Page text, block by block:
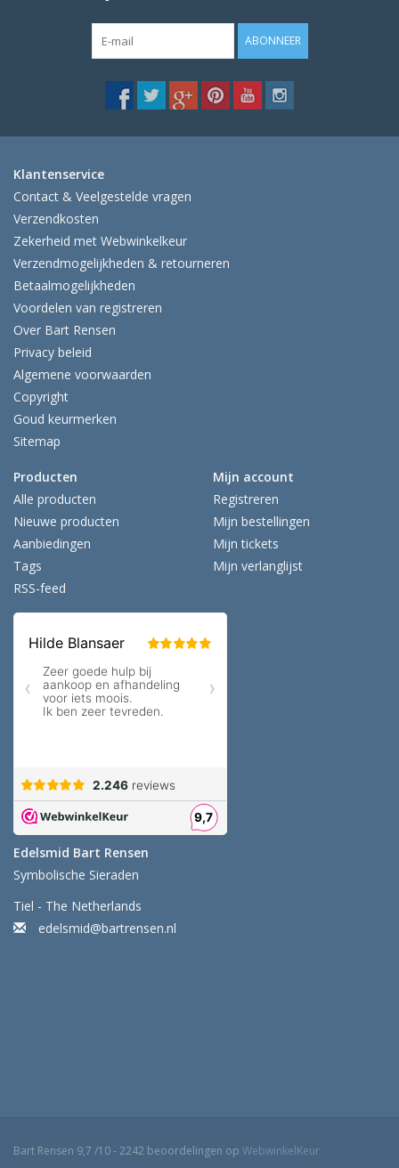
ABONNEER
Klantenservice
Contact & Veelgestelde vragen
Verzendkosten
Zekerheid met Webwinkelkeur
Verzendmogelijkheden & retourneren
Betaalmogelijkheden
Voordelen van registreren
Over Bart Rensen
Privacy beleid
Algemene voorwaarden
Copyright
Goud keurmerken
Sitemap
Producten
Alle producten
Nieuwe producten
Aanbiedingen
Tags
RSS-feed
Mijn account
Registreren
Mijn bestellingen
Mijn tickets
Mijn verlanglijst
Edelsmid Bart Rensen
Symbolische Sieraden
Tiel - The Netherlands
edelsmid@bartrensen.nl
Bart Rensen 9,7 /10-2242 beoordelingen op WebwinkelKeur